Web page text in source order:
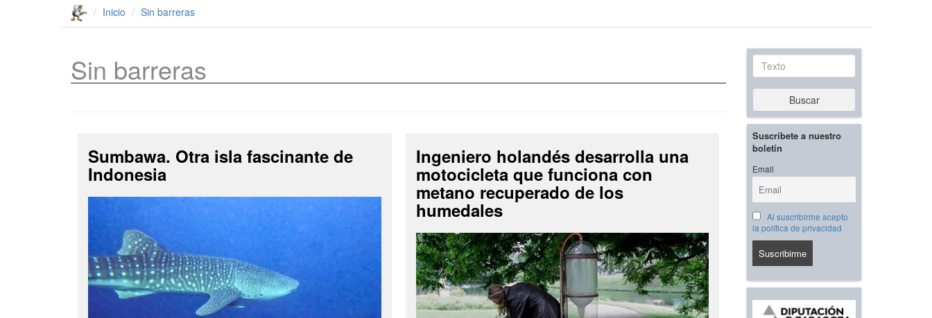
Inicio Sin barreras
Sin barreras
Sumbawa. Otra isla fascinante de
Indonesia
Ingeniero holandés desarrolla una
motocicleta que funciona con
metano recuperado de los
humedales
Texto
Buscar
Suscríbete a nuestro
boletín
Email
Al suscribirme acepto
la política de privacidad